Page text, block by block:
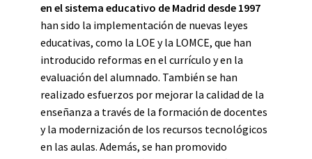
en el sistema educativo de Madrid desde 1997
han sido la implementación de nuevas leyes
educativas, como la LOE y la LOMCE, que han
introducido reformas en el currículo y en la
evaluación del alumnado. También se han
realizado esfuerzos por mejorar la calidad de la
enseñanza a través de la formación de docentes
y la modernización de los recursos tecnológicos
en las aulas. Además, se han promovido